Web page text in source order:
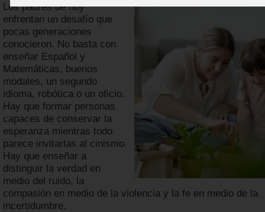
Los padres de hoy
enfrentan un desafío que
pocas generaciones
conocieron. No basta con
enseñar Español y
Matemáticas, buenos
modales, un segundo
idioma, robótica o un oficio.
Hay que formar personas
capaces de conservar la
esperanza mientras todo
parece invitarlas al cinismo.
Hay que enseñar a
distinguir la verdad en
medio del ruido, la
compasión en medio de la violencia y la fe en medio de la
incertidumbre.